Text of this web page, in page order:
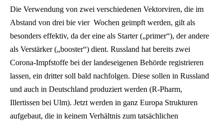
Die Verwendung von zwei verschiedenen Vektorviren, die im
Abstand von drei bie vier Wochen geimpft werden, gilt als
besonders effektiv, da der eine als Starter („primer“), der andere
als Verstärker („booster“) dient. Russland hat bereits zwei
Corona-Impfstoffe bei der landeseigenen Behörde registrieren
lassen, ein dritter soll bald nachfolgen. Diese sollen in Russland
und auch in Deutschland produziert werden (R-Pharm,
Illertissen bei Ulm). Jetzt werden in ganz Europa Strukturen
aufgebaut, die in keinem Verhältnis zum tatsächlichen